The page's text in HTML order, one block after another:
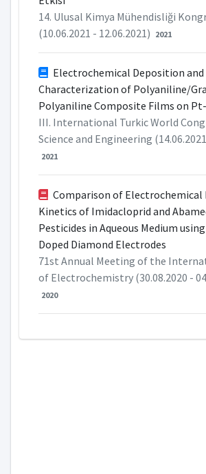
14. Ulusal Kimya Mühendisliği
(10.06.2021 - 12.06.2021) 2021
Electrochemical Deposition and
Characterization of Polyaniline/
Polyaniline Composite Films on
III. International Turkic World
Science and Engineering
2021
Comparison of Electrochemical
Kinetics of Imidacloprid and
Pesticides in Aqueous Medium
Doped Diamond Electrodes
71st Annual Meeting of the
of Electrochemistry (30.08.2020 -
2020